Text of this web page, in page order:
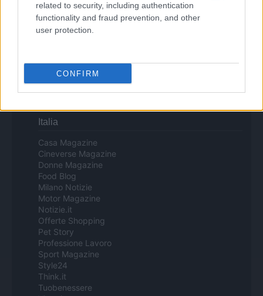
related to security, including authentication
functionality and fraud prevention, and other
user protection.
CONFIRM
Copyright © 2024 | Actualidad.es - Publicado en España por
- Numero REA 2729933 - Todos los derechos reservados.
Procesamiento de datos
Todos los contenidos se han realizado de forma híbrida por una
tecnología con Inteligencia Artificial y por creadores independientes
Italia
Casa Magazine
Cineverse Magazine
Donne Magazine
Food Blog
Milano Notizie
Motor Magazine
Notizie.it
Offerte Shopping
Pet Story
Professione Lavoro
Sport Magazine
Style24
Think.it
Tuobenessere